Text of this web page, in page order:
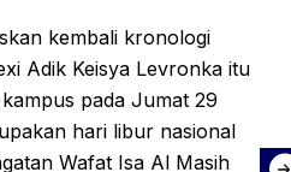
kembali kronologi
Adik Keisya Levronka itu
pada Jumat 29
hari libur nasional
Wafat Isa Al Masih